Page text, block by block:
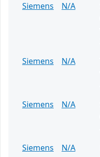
Siemens
N/A
Siemens
N/A
Siemens
N/A
Siemens
N/A